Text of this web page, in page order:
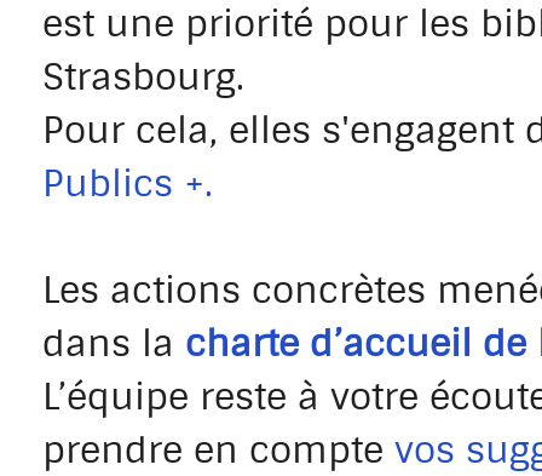
est une priorité pour les
Strasbourg.
Pour cela, elles s'engagent
Publics +.
Les actions concrètes
dans la charte d’accueil
L’équipe reste à votre
prendre en compte vos